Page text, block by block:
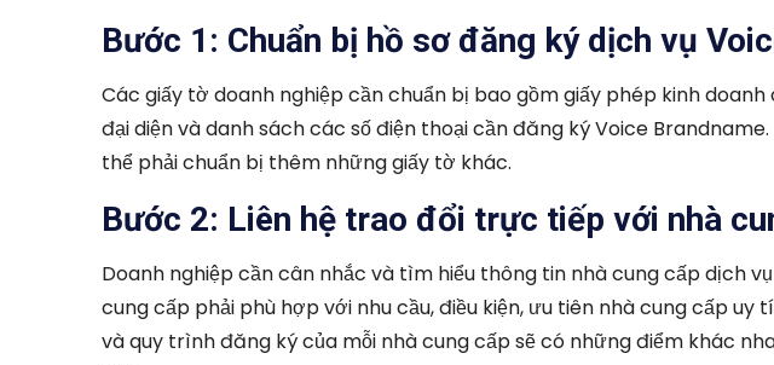
Bước 1: Chuẩn bị hồ sơ đăng ký dịch vụ
Các giấy tờ doanh nghiệp cần chuẩn bị bao gồm giấy phép kinh
đại diện và danh sách các số điện thoại cần đăng ký Voice
thể phải chuẩn bị thêm những giấy tờ khác.
Bước 2: Liên hệ trao đổi trực tiếp với nhà
Doanh nghiệp cần cân nhắc và tìm hiểu thông tin nhà cung cấp dịch
cung cấp phải phù hợp với nhu cầu, điều kiện, ưu tiên nhà cung cấp
và quy trình đăng ký của mỗi nhà cung cấp sẽ có những điểm khác